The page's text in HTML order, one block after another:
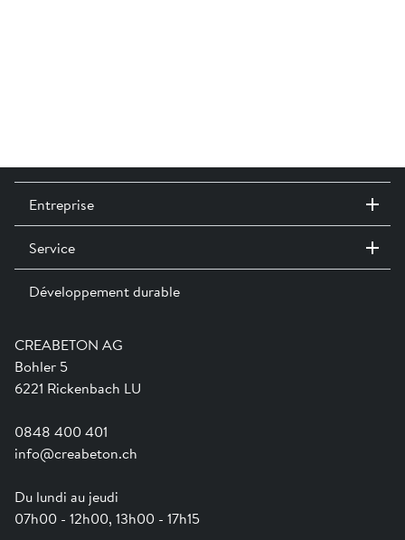
CREABETON AG
Bohler 5
6221 Rickenbach LU
0848 400 401
info@creabeton.ch
Du lundi au jeudi
07h00 - 12h00, 13h00 - 17h15
Entreprise
Contact / Sites
Expositions permanentes
Team
Formation
Service
Services
Aide en ligne
Guide pratique pour la mise en oeuvre
Newsletter
Développement durable
Engagement
Swissness
Ville-éponge